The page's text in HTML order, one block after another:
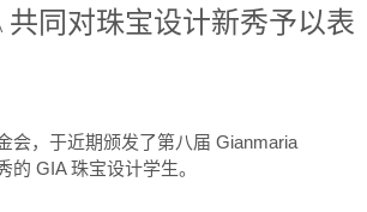
共同对珠宝设计新秀予以表
会，于近期颁发了第八届 Gianmaria
GIA 珠宝设计学生。